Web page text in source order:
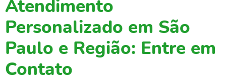
Atendimento
Personalizado em São
Paulo e Região: Entre em
Contato